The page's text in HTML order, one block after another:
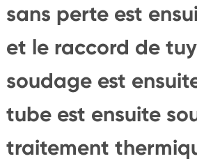
sans perte est
et le raccord de
soudage est
tube est ensuite
traitement